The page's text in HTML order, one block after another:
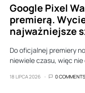
Google Pixel
premierą.
najważniejsze
Do oficjalnej premiery
niewiele czasu, więc
18 LIPCA 2026 0 COMMENTS